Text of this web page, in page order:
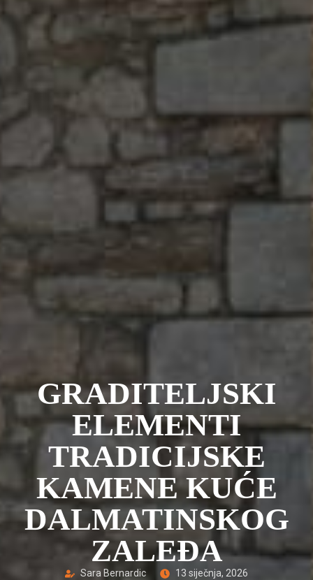
GRADITELJSKI
ELEMENTI
TRADICIJSKE
KAMENE KUĆE
DALMATINSKOG
ZALEĐA
Sara Bernardic
13 siječnja, 2026